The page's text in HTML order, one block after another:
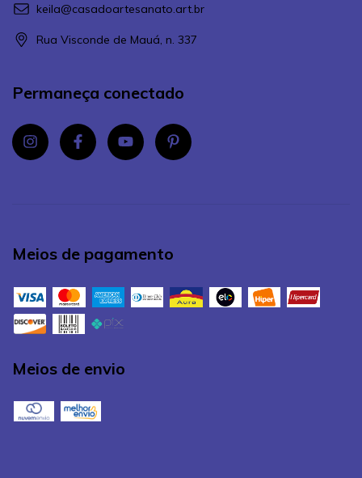
keila@casadoartesanato.art.br
Rua Visconde de Mauá, n. 337
Permaneça conectado
Meios de pagamento
Meios de envio